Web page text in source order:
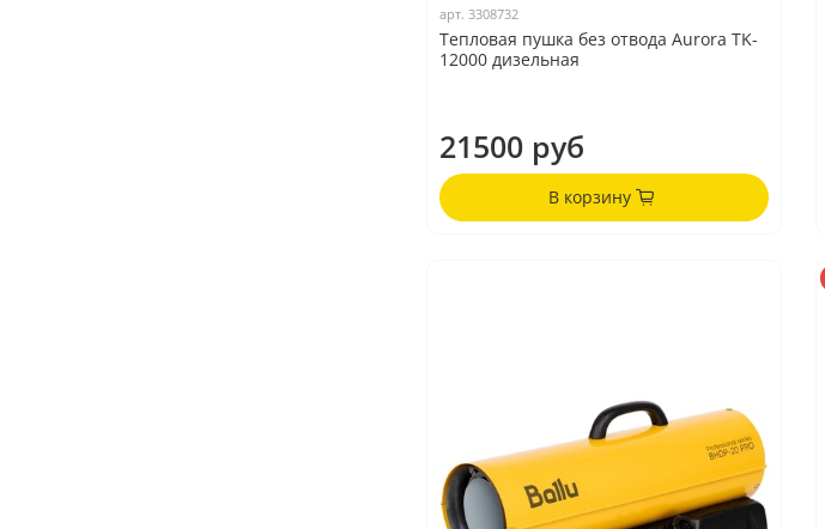
арт. 3308732
Тепловая пушка без отвода Aurora TK-
12000 дизельная
21500 руб
В корзину